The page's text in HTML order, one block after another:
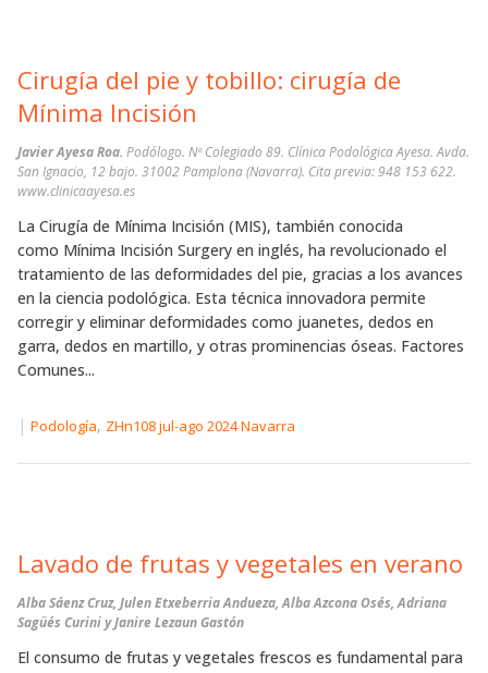
Cirugía del pie y tobillo: cirugía de
Mínima Incisión
Javier Ayesa Roa. Podólogo. Nº Colegiado 89. Clínica Podológica Ayesa. Avda.
San Ignacio, 12 bajo. 31002 Pamplona (Navarra). Cita previa: 948 153 622.
www.clinicaayesa.es
La Cirugía de Mínima Incisión (MIS), también conocida
como Mínima Incisión Surgery en inglés, ha revolucionado el
tratamiento de las deformidades del pie, gracias a los avances
en la ciencia podológica. Esta técnica innovadora permite
corregir y eliminar deformidades como juanetes, dedos en
garra, dedos en martillo, y otras prominencias óseas. Factores
Comunes...
| Podología, ZHn108 jul-ago 2024 Navarra
Lavado de frutas y vegetales en verano
Alba Sáenz Cruz, Julen Etxeberria Andueza, Alba Azcona Osés, Adriana
Sagüés Curini y Janire Lezaun Gastón
El consumo de frutas y vegetales frescos es fundamental para